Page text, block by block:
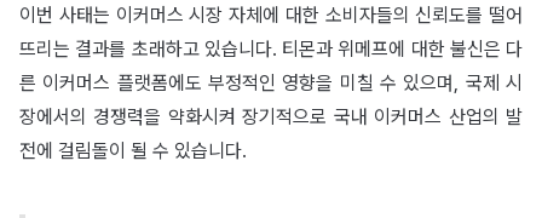
이번 사태는 이커머스 시장 자체에 대한 소비자들의 신뢰도를 떨어
뜨리는 결과를 초래하고 있습니다. 티몬과 위메프에 대한 불신은 다
른 이커머스 플랫폼에도 부정적인 영향을 미칠 수 있으며, 국제 시
장에서의 경쟁력을 약화시켜 장기적으로 국내 이커머스 산업의 발
전에 걸림돌이 될 수 있습니다.